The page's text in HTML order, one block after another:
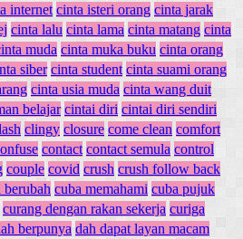
internet cinta isteri orang cinta jarak
cinta lalu cinta lama cinta matang cinta
muda cinta muka buku cinta orang
siber cinta student cinta suami orang
cinta usia muda cinta wang duit
belajar cintai diri cintai diri sendiri
clingy closure come clean comfort
contact contact semula control
couple covid crush crush follow back
berubah cuba memahami cuba pujuk
curang dengan rakan sekerja curiga
berpunya dah dapat layan macam